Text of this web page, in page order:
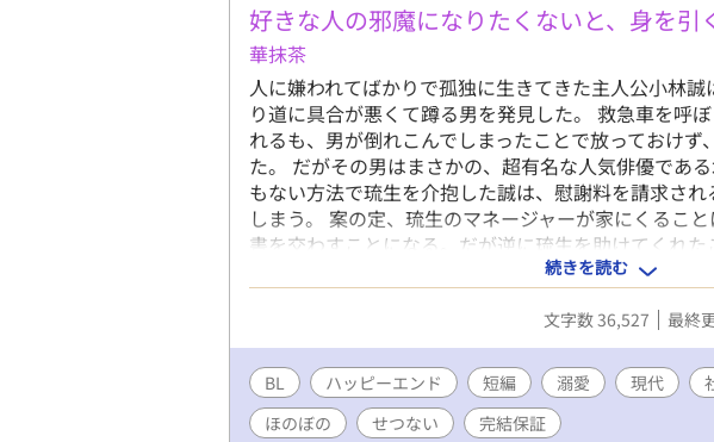
好きな人の邪魔になりたくないと、身を引
華抹茶
人に嫌われてばかりで孤独に生きてきた主人公小林
り道に具合が悪くて蹲る男を発見した。 救急車を呼
れるも、男が倒れこんでしまったことで放っておけず
た。 だがその男はまさかの、超有名な人気俳優であ
もない方法で琉生を介抱した誠は、慰謝料を請求さ
しまう。 案の定、琉生のマネージャーが家にくるこ
書を交わすことになる。だが逆に琉生を助けてくれ
切なかった。 もう会うこともないと思っていたが、
た。その時の琉生は以前と同じで具合が悪く、また
てきて―― 超人気俳優×孤独な一般人 ●全14話。最
話ずつ更新します。 ●Rシーンには※あり。 現代BL
話ですが、最後までお付き合いいただけると嬉しいで
ます。
続きを読む
文字数 36,527 最終
BL ハッピーエンド 短編 溺愛 現代
ほのぼの
せつない 完結保証